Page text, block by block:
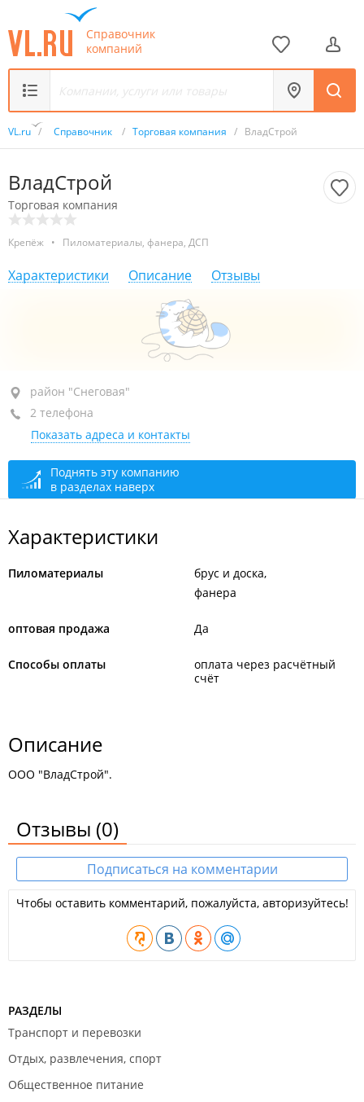
Справочник
компаний
VL.ru / Справочник / Торговая компания / ВладСтрой
ВладСтрой
Торговая компания
Крепёж • Пиломатериалы, фанера, ДСП
Характеристики Описание Отзывы
район "Снеговая", ул. Карьерная, 20А
+7 914 707-76-20
+7 902 556-40-55
сегодня закрыто
район "Снеговая"
2 телефона
Показать адреса и контакты
Поднять эту компанию
в разделах наверх
Характеристики
Пиломатериалы
брус и доска
фанера
оптовая продажа Да
Способы оплаты
оплата через расчётный
счёт
Описание
ООО "ВладСтрой".
Отзывы (0)
Подписаться на комментарии
Чтобы оставить комментарий, пожалуйста, авторизуйтесь!
РАЗДЕЛЫ
Транспорт и перевозки
Отдых, развлечения, спорт
Общественное питание